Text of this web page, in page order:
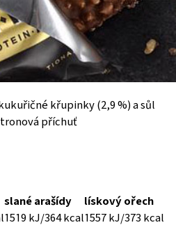
křupinky (2,9 %) a sůl
příchuť
slané arašídy lískový ořech
1519 kJ/364 kcal1557 kJ/373 kcal